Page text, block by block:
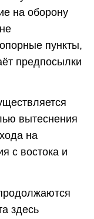
на оборону
пункты,
предпосылки
вытеснения
на
с востока и
здесь